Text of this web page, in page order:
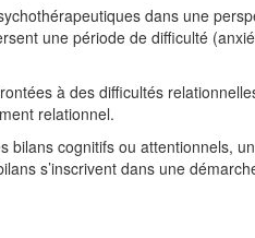
dans une
une période de difficulté
à des difficultés
relationnel.
bilans cognitifs ou attentionnels,
s’inscrivent dans une